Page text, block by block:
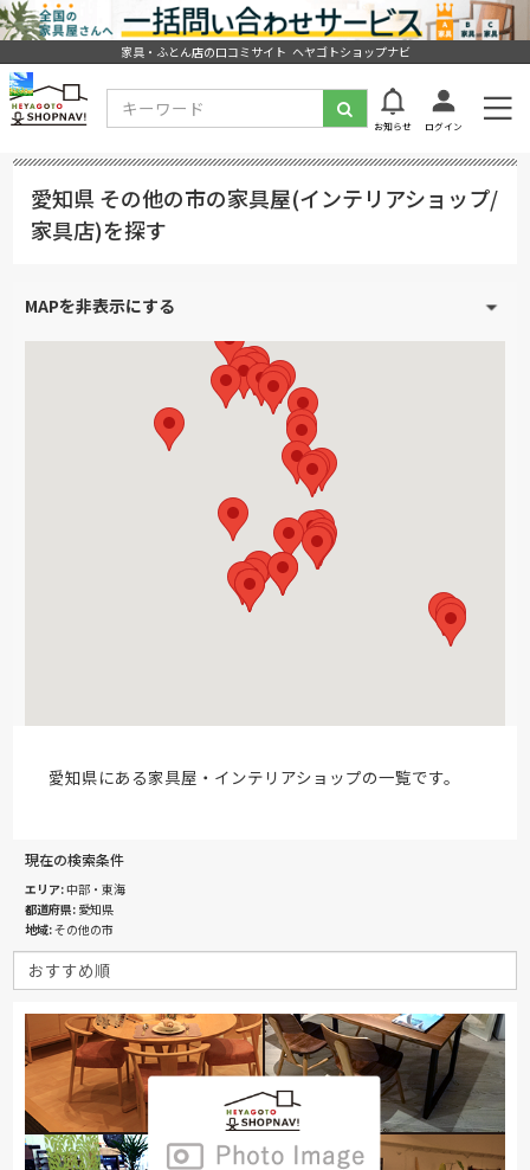
家具・ふとん店の口コミサイト ヘヤゴトショップナビ
お知らせ ログイン
愛知県 その他の市の家具屋(インテリアショップ/
家具店)を探す
愛知県にある家具屋・インテリアショップの一覧です。
現在の検索条件
エリア 中部・東海
都道府県 愛知県
地域 その他の市